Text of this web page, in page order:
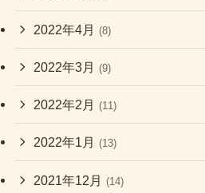
2022年4月 (8)
2022年3月 (9)
2022年2月 (11)
2022年1月 (13)
2021年12月 (14)